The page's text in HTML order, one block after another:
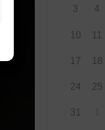
3 4
10 11
17 18
24 25
31